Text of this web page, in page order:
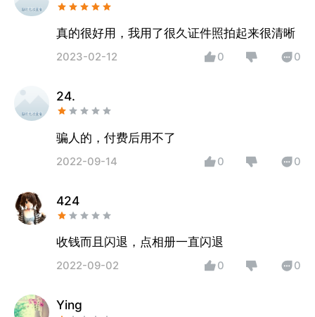
真的很好用，我用了很久证件照拍起来很清晰
2023-02-12 0 0
24.
骗人的，付费后用不了
2022-09-14 0 0
424
收钱而且闪退，点相册一直闪退
2022-09-02 0 0
Ying